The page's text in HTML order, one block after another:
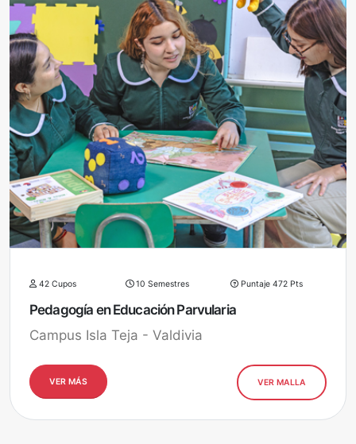
42 Cupos 10 Semestres Puntaje 472 Pts
Pedagogía en Educación Parvularia
Campus Isla Teja - Valdivia
VER MÁS VER MALLA